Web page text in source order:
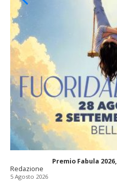
Premio Fabula
Redazione
5 Agosto 2026